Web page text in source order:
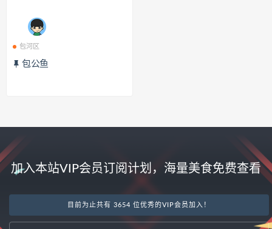
包河区
包公鱼
加入本站VIP会员订阅计划，海量美食免费查看
目前为止共有 3654 位优秀的VIP会员加入！